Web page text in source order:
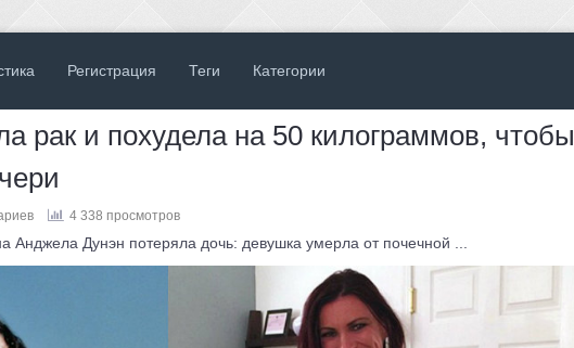
Регистрация Теги Категории
рак и похудела на 50 килограммов, чтобы
4 338 просмотров
Анджела Дунэн потеряла дочь: девушка умерла от почечной ...